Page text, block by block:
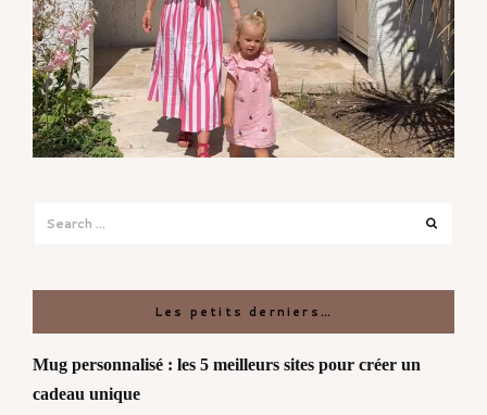
Les petits derniers…
Mug personnalisé : les 5 meilleurs sites pour créer un
cadeau unique